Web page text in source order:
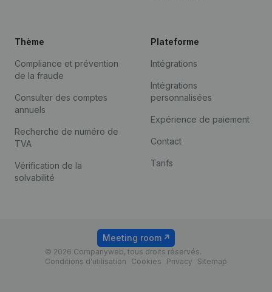
Thème
Compliance et prévention
de la fraude
Consulter des comptes
annuels
Recherche de numéro de
TVA
Vérification de la
solvabilité
Plateforme
Intégrations
Intégrations
personnalisées
Expérience de paiement
Contact
Tarifs
© 2026 Companyweb, tous droits réservés.
Conditions d'utilisation
Cookies Privacy Sitemap
Meeting room